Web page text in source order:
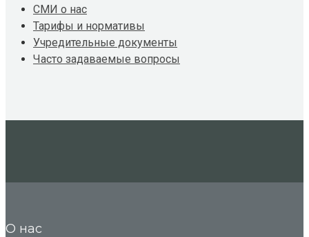
СМИ о нас
Тарифы и нормативы
Учредительные документы
Часто задаваемые вопросы
О нас